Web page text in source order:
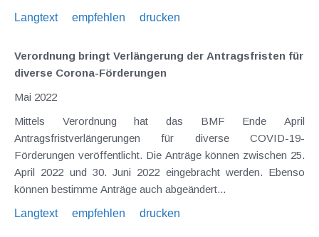
Langtext
empfehlen drucken
Verordnung bringt Verlängerung der Antragsfristen für
diverse Corona-Förderungen
Mai 2022
Mittels Verordnung hat das BMF Ende April
Antragsfristverlängerungen für diverse COVID-19-
Förderungen veröffentlicht. Die Anträge können zwischen 25.
April 2022 und 30. Juni 2022 eingebracht werden. Ebenso
können bestimme Anträge auch abgeändert...
Langtext
empfehlen drucken